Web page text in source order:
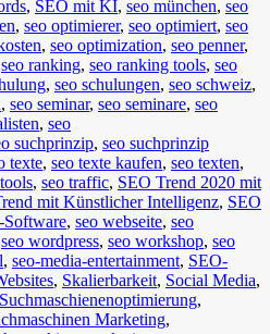
, SEO mit KI, seo münchen, seo
, seo optimierer, seo optimiert, seo
, seo optimization, seo penner,
seo ranking, seo ranking tools, seo
, seo schulungen, seo schweiz,
, seo seminar, seo seminare, seo
, seo
suchprinzip, seo suchprinzip
texte, seo texte kaufen, seo texten,
, seo traffic, SEO Trend 2020 mit
mit Künstlicher Intelligenz, SEO
, seo webseite, seo
seo wordpress, seo workshop, seo
, seo-media-entertainment, SEO-
, Skalierbarkeit, Social Media,
Suchmaschienenoptimierung,
Marketing,